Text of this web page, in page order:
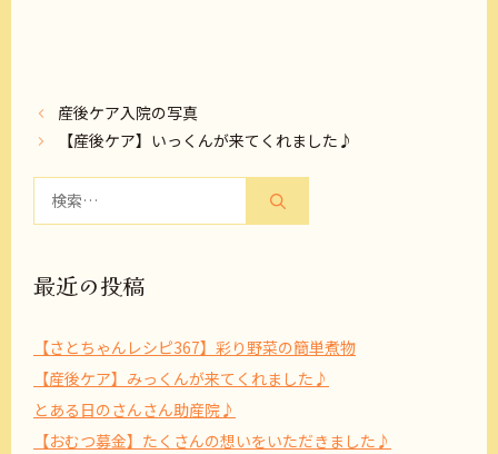
産後ケア入院の写真
【産後ケア】いっくんが来てくれました♪
最近の投稿
【さとちゃんレシピ367】彩り野菜の簡単煮物
【産後ケア】みっくんが来てくれました♪
とある日のさんさん助産院♪
【おむつ募金】たくさんの想いをいただきました♪